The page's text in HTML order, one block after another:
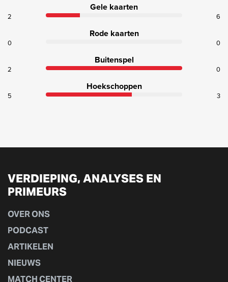
Gele kaarten
2 6
Rode kaarten
0 0
Buitenspel
2 0
Hoekschoppen
5 3
VERDIEPING, ANALYSES EN
PRIMEURS
OVER ONS
PODCAST
ARTIKELEN
NIEUWS
MATCH CENTER